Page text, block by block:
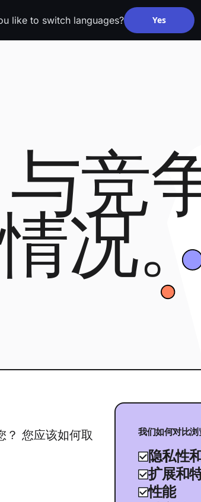
like to switch languages? Yes
竞
况
？ 您应该如何取
我们如何对比浏
隐私性
扩展和
性能